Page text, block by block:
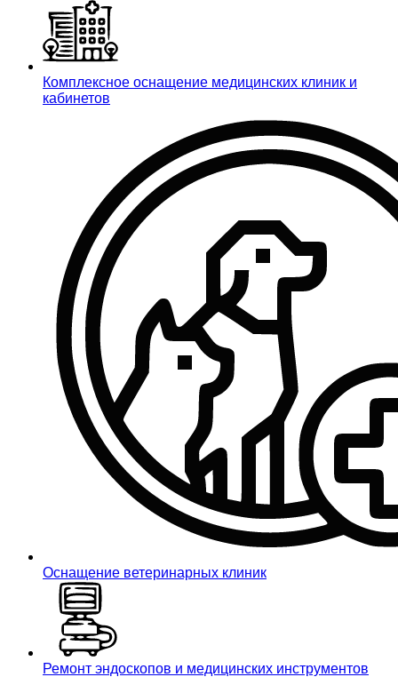
Комплексное оснащение медицинских клиник и
кабинетов
Оснащение ветеринарных клиник
Ремонт эндоскопов и медицинских инструментов